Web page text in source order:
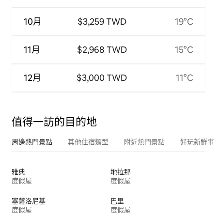
10月
11月
12月
$3,259 TWD
$2,968 TWD
$3,000 TWD
19°C
15°C
11°C
值得一訪的目的地
周邊熱門景點 其他住宿類型 附近熱門景點 好玩新鮮事
雅典
度假屋
地拉那
度假屋
塞薩洛尼基
度假屋
巴里
度假屋